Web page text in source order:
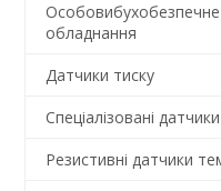
Особовибухобезпечне
обладнання
Датчики тиску
Спеціалізовані датчики
Резистивні датчики